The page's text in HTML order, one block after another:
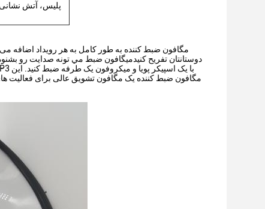
پلیس، آتش
مگافون ضبط کننده به طور کامل به هر رویداد اضافه
دوستانتان تفریح کنیدميگافون ضبط مي تونه صدايت رو
مگافون ضبط کننده یک مگافون تشویق عالی برای فعالیت